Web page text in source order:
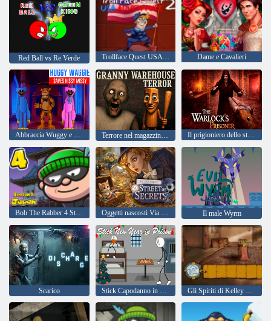
Red Ball vs Re Verde Trollface Quest USA Adventure 2 Dame e Cavalieri
Abbraccia Wuggy e Bacia Missy Terrore nel magazzino della nonna Il prigioniero dello stregone
Bob The Rabber 4 Stagione 3: Giappone Oggetti nascosti Via dei segreti Il male Wyrm
Scarico